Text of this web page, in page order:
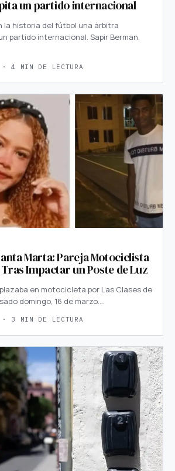
un partido internacional
la historia del fútbol una árbitra
partido internacional. Sapir Berman,
4 MIN DE LECTURA
Marta: Pareja Motociclista
Impactar un Poste de Luz
en motocicleta por Las Clases de
domingo, 16 de marzo.…
3 MIN DE LECTURA